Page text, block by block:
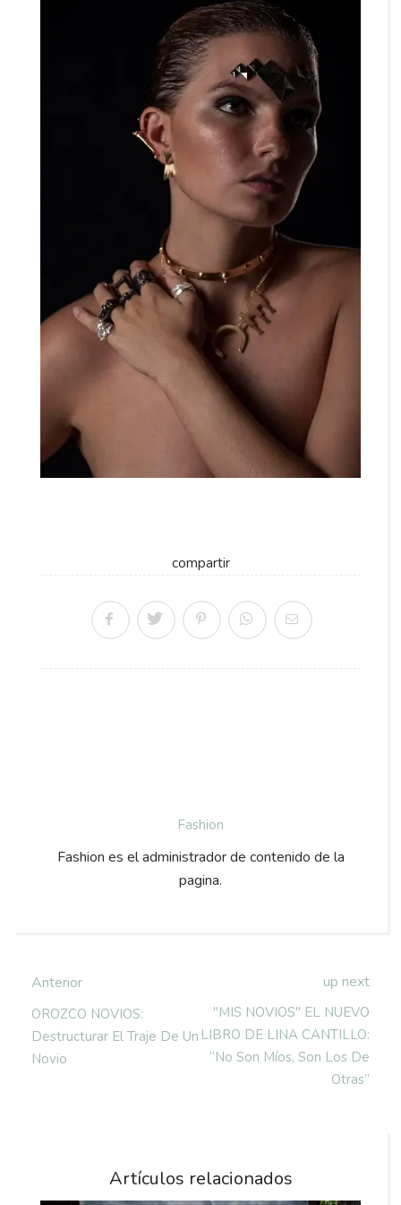
compartir
Fashion
Fashion es el administrador de contenido de la
pagina.
Anterior
OROZCO NOVIOS:
Destructurar El Traje De Un
Novio
up next
"MIS NOVIOS" EL NUEVO
LIBRO DE LINA CANTILLO:
“No Son Míos, Son Los De
Otras”
Artículos relacionados